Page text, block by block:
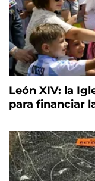
León XIV: la
para financiar